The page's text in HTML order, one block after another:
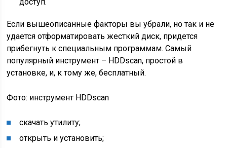
Если вышеописанные факторы вы убрали, но так и не
удается отформатировать жесткий диск, придется
прибегнуть к специальным программам. Самый
популярный инструмент – HDDscan, простой в
установке, и, к тому же, бесплатный.
Фото: инструмент HDDscan
скачать утилиту;
открыть и установить;